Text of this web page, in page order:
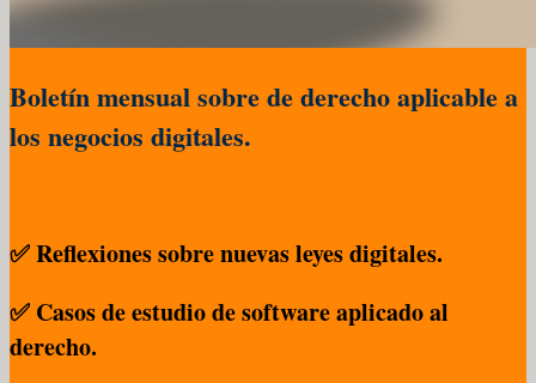
Boletín mensual sobre de derecho aplicable a
los negocios digitales.
✅ Reflexiones sobre nuevas leyes digitales.
✅ Casos de estudio de software aplicado al
derecho.